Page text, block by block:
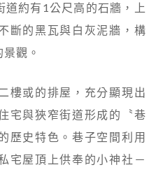
道約有1公尺高的石牆，上
斷的黑瓦與白灰泥牆，構
觀。
樓或的排屋，充分顯現出
宅與狹窄街道形成的〝巷
歷史特色。巷子空間利用
宅屋頂上供奉的小神社－